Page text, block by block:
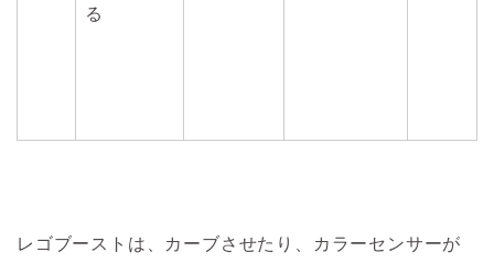
る
レゴブーストは、カーブさせたり、カラーセンサーが